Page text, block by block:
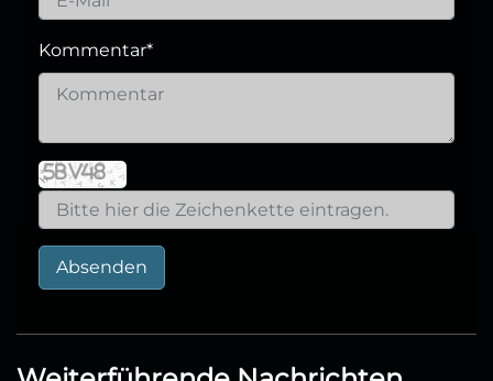
Kommentar*
Absenden